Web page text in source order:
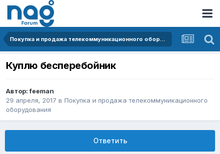
Покупка и продажа телекоммуникационного оборудования
Куплю бесперебойник
Автор:feeman
29 апреля, 2017 в Покупка и продажа телекоммуникационного
оборудования
Ответить